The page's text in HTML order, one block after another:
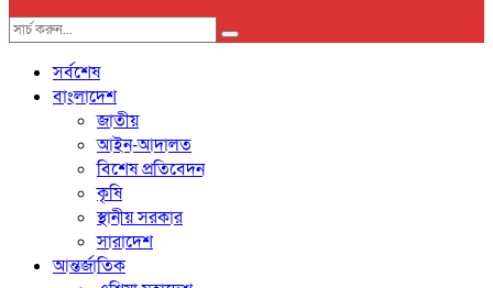
সর্বশেষ
বাংলাদেশ
জাতীয়
আইন-আদালত
বিশেষ প্রতিবেদন
কৃষি
স্থানীয় সরকার
সারাদেশ
আন্তর্জাতিক